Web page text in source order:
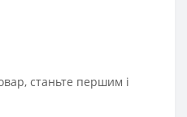
станьте першим і